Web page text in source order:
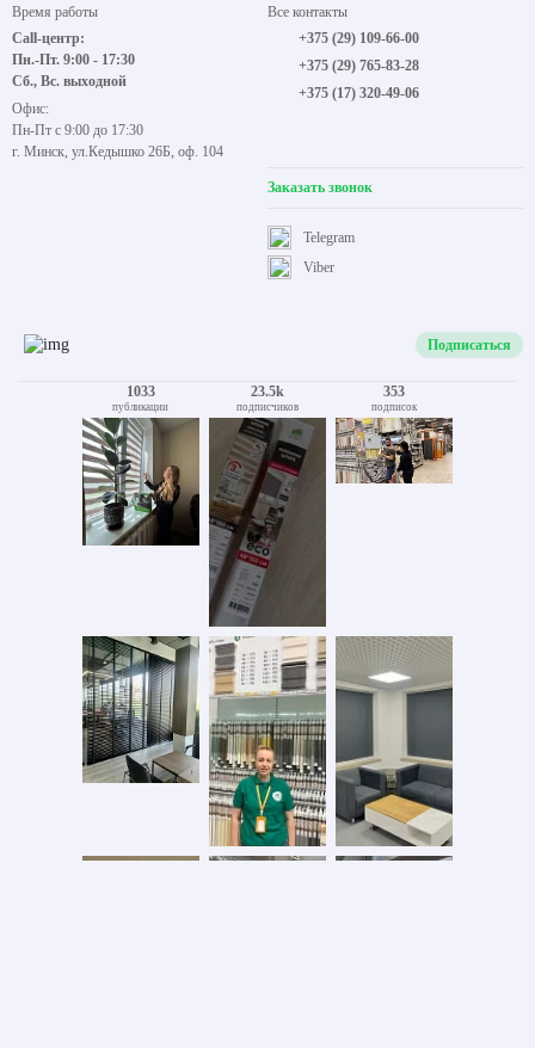
Время работы
Call-центр:
Пн.-Пт. 9:00 - 17:30
Сб., Вс. выходной
Офис:
Пн-Пт с 9:00 до 17:30
г. Минск, ул.Кедышко 26Б, оф. 104
Все контакты
+375 (29) 109-66-00
+375 (29) 765-83-28
+375 (17) 320-49-06
Заказать звонок
Viber
Telegram
Подписаться
1033
публикации
23.5k
подписчиков
353
подписок